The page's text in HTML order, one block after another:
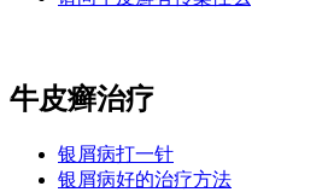
牛皮癣治疗
银屑病打一针
银屑病好的治疗方法